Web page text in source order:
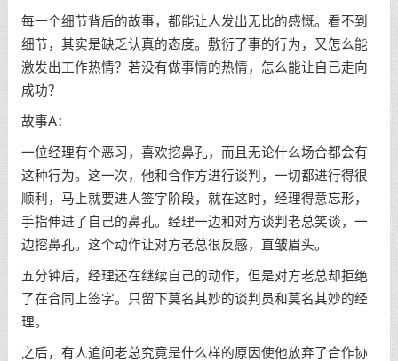
每一个细节背后的故事，都能让人发出无比的感慨。看不到
细节，其实是缺乏认真的态度。敷衍了事的行为，又怎么能
激发出工作热情？若没有做事情的热情，怎么能让自己走向
成功？
故事A：
一位经理有个恶习，喜欢挖鼻孔，而且无论什么场合都会有
这种行为。这一次，他和合作方进行谈判，一切都进行得很
顺利，马上就要进人签字阶段，就在这时，经理得意忘形，
手指伸进了自己的鼻孔。经理一边和对方谈判老总笑谈，一
边挖鼻孔。这个动作让对方老总很反感，直皱眉头。
五分钟后，经理还在继续自己的动作，但是对方老总却拒绝
了在合同上签字。只留下莫名其妙的谈判员和莫名其妙的经
理。
之后，有人追问老总究竟是什么样的原因使他放弃了合作协